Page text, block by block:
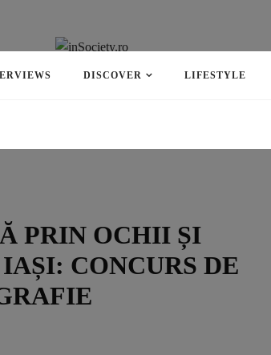
DISCOVER LIFESTYLE
PRIN OCHII ȘI
CONCURS DE